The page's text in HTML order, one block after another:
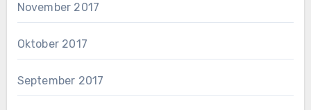
November 2017
Oktober 2017
September 2017